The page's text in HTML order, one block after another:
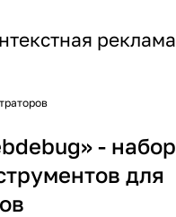
реклама
- набор
для